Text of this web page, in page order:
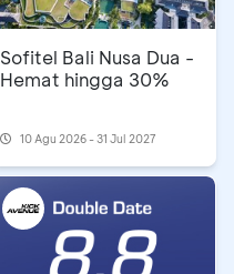
Sofitel Bali Nusa Dua -
Hemat hingga 30%
10 Agu 2026 - 31 Jul 2027